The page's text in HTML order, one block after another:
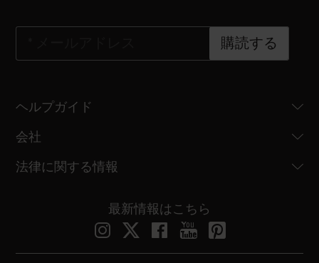
購読する
ヘルプガイド
会社
法律に関する情報
最新情報はこちら